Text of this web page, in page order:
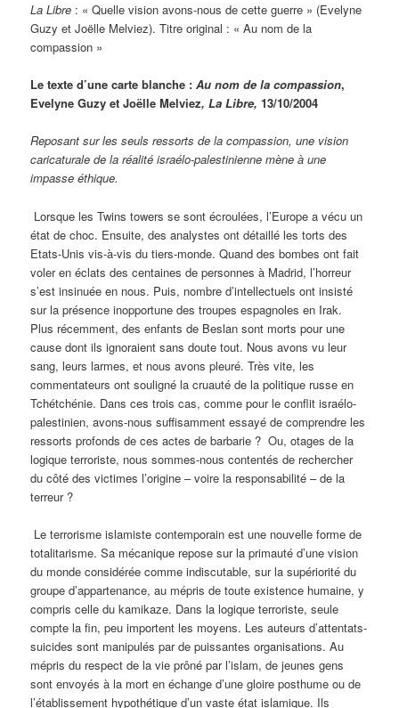
La Libre : « Quelle vision avons-nous de cette guerre » (Evelyne
Guzy et Joëlle Melviez). Titre original : « Au nom de la
compassion »
Le texte d’une carte blanche :Au nom de la compassion,
Evelyne Guzy et Joëlle Melviez, La Libre, 13/10/2004
Reposant sur les seuls ressorts de la compassion, une vision
caricaturale de la réalité israélo-palestinienne mène à une
impasse éthique.
Lorsque les Twins towers se sont écroulées, l’Europe a vécu un
état de choc. Ensuite, des analystes ont détaillé les torts des
Etats-Unis vis-à-vis du tiers-monde. Quand des bombes ont fait
voler en éclats des centaines de personnes à Madrid, l’horreur
s’est insinuée en nous. Puis, nombre d’intellectuels ont insisté
sur la présence inopportune des troupes espagnoles en Irak.
Plus récemment, des enfants de Beslan sont morts pour une
cause dont ils ignoraient sans doute tout. Nous avons vu leur
sang, leurs larmes, et nous avons pleuré. Très vite, les
commentateurs ont souligné la cruauté de la politique russe en
Tchétchénie. Dans ces trois cas, comme pour le conflit israélo-
palestinien, avons-nous suffisamment essayé de comprendre les
ressorts profonds de ces actes de barbarie ? Ou, otages de la
logique terroriste, nous sommes-nous contentés de rechercher
du côté des victimes l’origine – voire la responsabilité – de la
terreur ?
Le terrorisme islamiste contemporain est une nouvelle forme de
totalitarisme. Sa mécanique repose sur la primauté d’une vision
du monde considérée comme indiscutable, sur la supériorité du
groupe d’appartenance, au mépris de toute existence humaine, y
compris celle du kamikaze. Dans la logique terroriste, seule
compte la fin, peu importent les moyens. Les auteurs d’attentats-
suicides sont manipulés par de puissantes organisations. Au
mépris du respect de la vie prôné par l’islam, de jeunes gens
sont envoyés à la mort en échange d’une gloire posthume ou de
l’établissement hypothétique d’un vaste état islamique. Ils